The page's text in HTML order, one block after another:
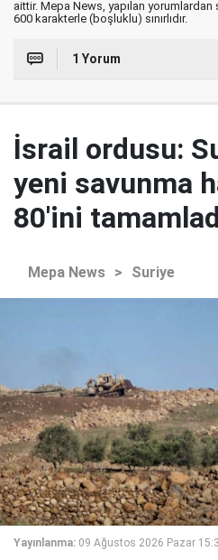
aittir. Mepa News, yapılan
600 karakterle (boşluklu) sınırlıdır.
1 Yorum
İsrail ordusu:
yeni savunma
80'ini
Mepa News > Suriye
Yayınlanma: 09 Ağustos 2026 Pazar